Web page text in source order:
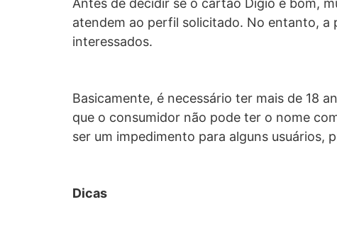
Antes de decidir se o cartão Digio é bom,
atendem ao perfil solicitado. No entanto,
interessados.
Basicamente, é necessário ter mais de 18
que o consumidor não pode ter o nome
ser um impedimento para alguns usuários,
Dicas